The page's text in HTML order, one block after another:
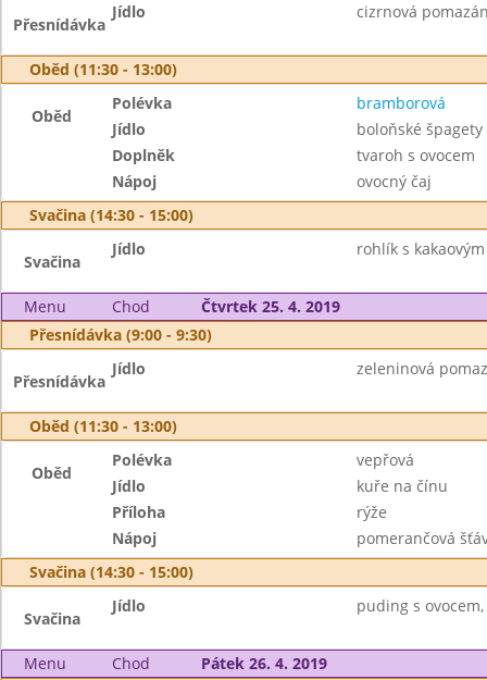
Přesnídávka
Jídlo cizrnová
Oběd (11:30 - 13:00)
Oběd
Polévka
bramborová
Jídlo
boloňské
Doplněk
tvaroh s ovocem
Nápoj
ovocný čaj
Svačina (14:30 - 15:00)
Svačina
Jídlo rohlík s
Menu Chod
Čtvrtek 25. 4. 2019
Přesnídávka (9:00 - 9:30)
Přesnídávka
Jídlo zeleninová
Oběd (11:30 - 13:00)
Oběd
Polévka
vepřová
Jídlo
kuře na čínu
Příloha
rýže
Nápoj
pomerančová
Svačina (14:30 - 15:00)
Svačina
Jídlo puding s
Menu Chod
Pátek 26. 4. 2019